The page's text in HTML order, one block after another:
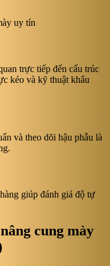
trực tiếp đến cấu trúc
kéo và kỹ thuật khâu
và theo dõi hậu phẫu là
giúp đánh giá độ tự
cung mày